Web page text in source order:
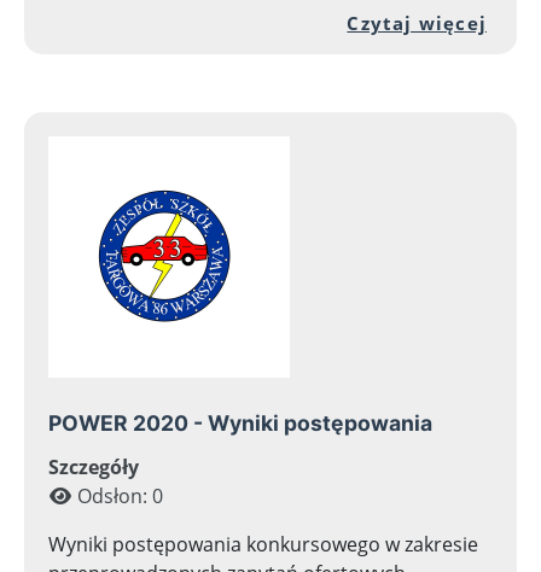
Czytaj więcej
POWER 2020 - Wyniki postępowania
Szczegóły
Odsłon: 0
Wyniki postępowania konkursowego w zakresie